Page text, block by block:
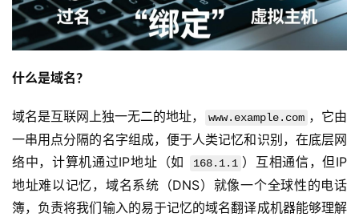
什么是域名？
域名是互联网上独一无二的地址， www.example.com ，它由
一串用点分隔的名字组成，便于人类记忆和识别，在底层网
络中，计算机通过IP地址（如
168.1.1 ）互相通信，但IP
地址难以记忆，域名系统（DNS）就像一个全球性的电话
簿，负责将我们输入的易于记忆的域名翻译成机器能够理解